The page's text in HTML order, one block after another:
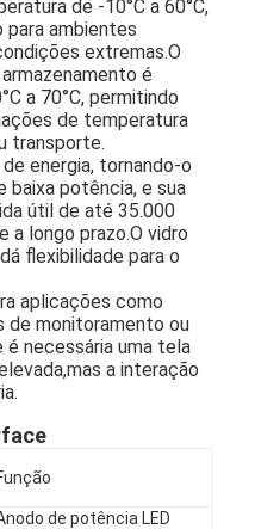
de -10°C a 60°C,
para ambientes
extremas.O
é
a 70°C, permitindo
de temperatura
transporte.
energia, tornando-o
baixa potência, e sua
útil de até 35.000
a longo prazo.O vidro
flexibilidade para o
aplicações como
de monitoramento ou
necessária uma tela
a interação
de potência LED